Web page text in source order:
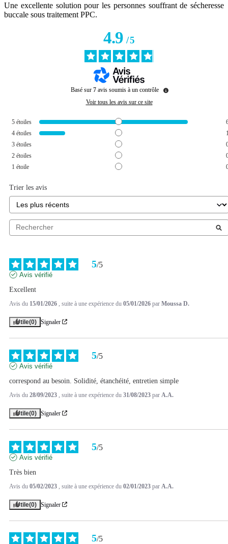
Une excellente solution pour les personnes souffrant de sécheresse
buccale sous traitement PPC.
4.9/5
Basé sur 7 avis soumis à un contrôle
Voir tous les avis sur ce site
5 étoiles
4 étoiles
3 étoiles
2 étoiles
1 étoile
Trier les avis
5/5
Avis vérifié
Excellent
Avis du 15/01/2026 , suite à une expérience du 05/01/2026 par Moussa D.
Utile(0) Signaler
5/5
Avis vérifié
correspond au besoin. Solidité, étanchéité, entretien simple
Avis du 28/09/2023 , suite à une expérience du 31/08/2023 par A.A.
Utile(0) Signaler
5/5
Avis vérifié
Très bien
Avis du 05/02/2023 , suite à une expérience du 02/01/2023 par A.A.
Utile(0) Signaler
5/5